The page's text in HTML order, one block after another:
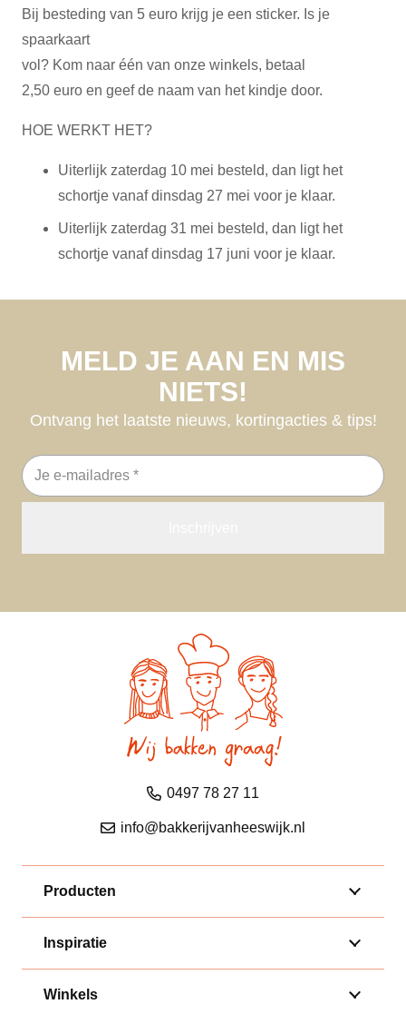
Bij besteding van 5 euro krijg je een sticker. Is je
spaarkaart
vol? Kom naar één van onze winkels, betaal
2,50 euro en geef de naam van het kindje door.
HOE WERKT HET?
Uiterlijk zaterdag 10 mei besteld, dan ligt het
schortje vanaf dinsdag 27 mei voor je klaar.
Uiterlijk zaterdag 31 mei besteld, dan ligt het
schortje vanaf dinsdag 17 juni voor je klaar.
MELD JE AAN EN MIS
NIETS!
Ontvang het laatste nieuws, kortingacties & tips!
E-
mailadres
0497 78 27 11
info@bakkerijvanheeswijk.nl
Producten
Inspiratie
Winkels